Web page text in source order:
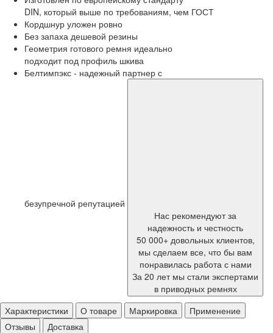
DIN, который выше по требованиям, чем ГОСТ
Кордшнур уложен ровно
Без запаха дешевой резины
Геометрия готового ремня идеально
подходит под профиль шкива
Белтимпэкс - надежный партнер с
безупречной репутацией
Нас рекомендуют за
надежность и честность
50 000+ довольных клиентов,
мы сделаем все, что бы вам
понравилась работа с нами
За 20 лет мы стали экспертами
в приводных ремнях
Характеристики
О товаре Маркировка
Применение
Отзывы
Доставка